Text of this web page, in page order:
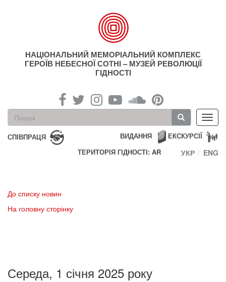
НАЦІОНАЛЬНИЙ МЕМОРІАЛЬНИЙ КОМПЛЕКС
ГЕРОЇВ НЕБЕСНОЇ СОТНІ – МУЗЕЙ РЕВОЛЮЦІЇ
ГІДНОСТІ
Пошукова
форма
Пошук
СПІВПРАЦЯ ЕКСКУРСІЇ
ВИДАННЯ
ТЕРИТОРІЯ ГІДНОСТІ: AR
УКР ENG
До списку новин
На головну сторінку
Середа, 1 січня 2025 року